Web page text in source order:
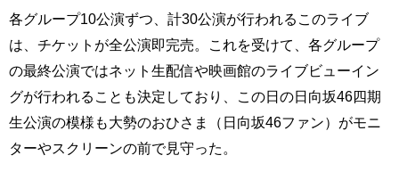
各グループ10公演ずつ、計30公演が行われるこのライブ
は、チケットが全公演即完売。これを受けて、各グループ
の最終公演ではネット生配信や映画館のライブビューイン
グが行われることも決定しており、この日の日向坂46四期
生公演の模様も大勢のおひさま（日向坂46ファン）がモニ
ターやスクリーンの前で見守った。